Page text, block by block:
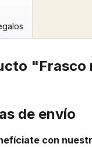
"Frasco
de envío
con